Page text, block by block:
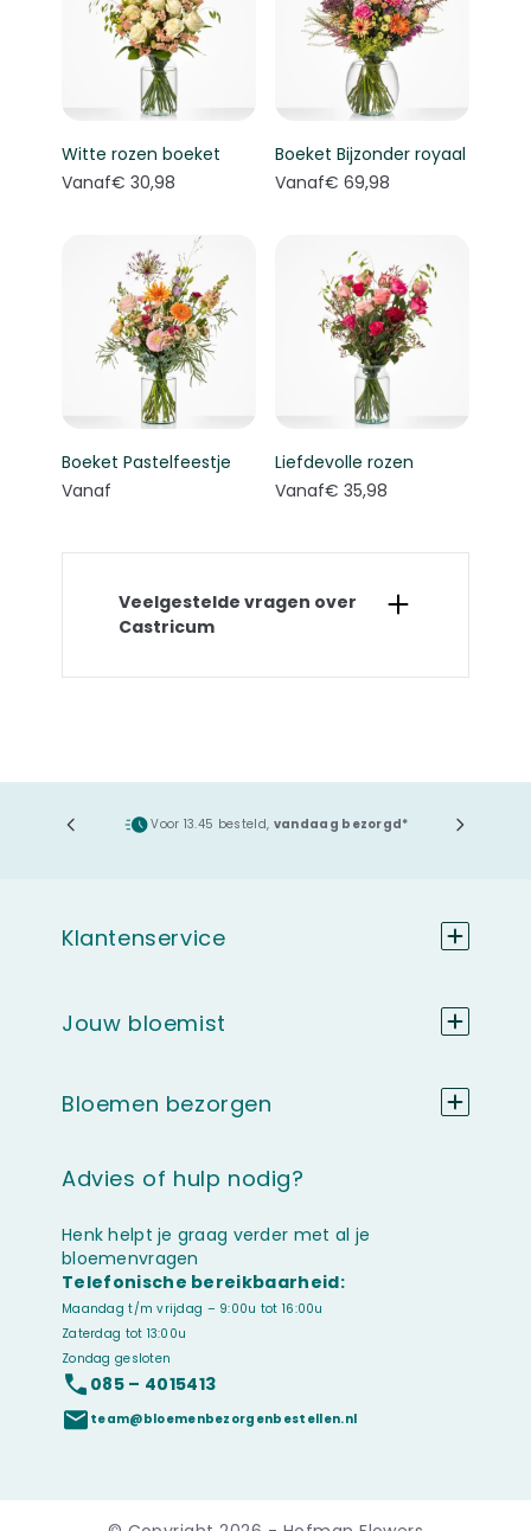
Witte rozen boeket
Vanaf€ 30,98
Boeket Bijzonder royaal
Vanaf€ 69,98
Boeket Pastelfeestje
Vanaf
Liefdevolle rozen
Vanaf€ 35,98
Veelgestelde vragen over
Castricum
Voor 13.45 besteld, vandaag bezorgd*
Advies of hulp nodig?
Henk helpt je graag verder met al je
bloemenvragen
Telefonische bereikbaarheid:
Maandag t/m vrijdag – 9:00u tot 16:00u
Zaterdag tot 13:00u
Zondag gesloten
085 – 4015413
team@bloemenbezorgenbestellen.nl
Klantenservice
Jouw bloemist
Bloemen bezorgen